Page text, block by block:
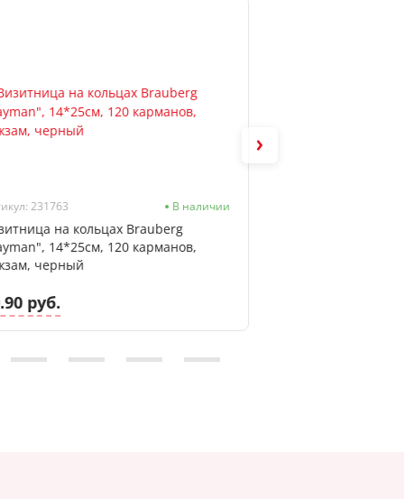
231763 В наличии
на кольцах Brauberg
14*25см, 120 карманов,
черный
руб.